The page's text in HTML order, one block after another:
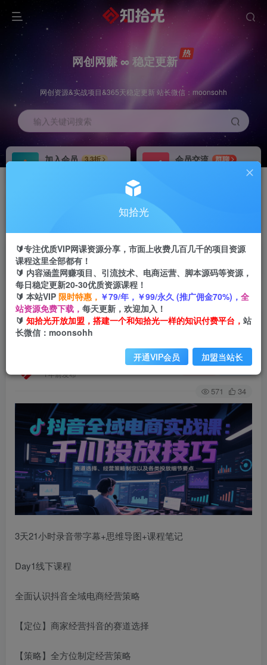
网创网赚 ∞ 稳定更新
网创资源&实战项目&365天稳定更新 站长微信：moonsohh
输入关键词搜索
加入会员
3.3折
会员交流
群聊
首页 会员免费 正文
抖音全域电商实战，千川投放技巧，赛道选择、经
营策略制定以及各类投放细节要点
1年前发布
关注 私信
571 34
3天21小时录音带字幕+思维导图+课程笔记
Day1线下课程
全面认识抖音全域电商经营策略
【定位】商家经营抖音的赛道选择
【策略】全方位制定经营策略
知拾光
🔰专注优质VIP网课资源分享，市面上收费几百几千的项目资源
课程这里全部都有！
🔰 内容涵盖网赚项目、引流技术、电商运营、脚本源码等资源，
每日稳定更新20-30优质资源课程！
🔰 本站VIP 限时特惠， ￥79/年，￥99/永久 (推广佣金70%)， 全
站资源免费下载， 每天更新，欢迎加入！
🔰 知拾光开放加盟，搭建一个和知拾光一样的知识付费平台， 站
长微信：moonsohh
开通VIP会员 加盟当站长